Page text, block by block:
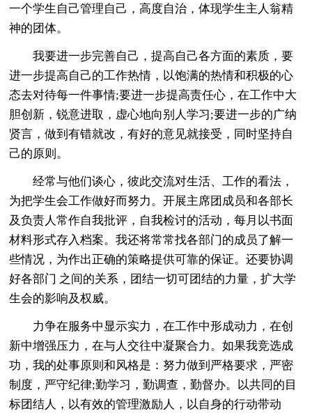
一个学生自己管理自己，高度自治，体现学生主人翁精
神的团体。
我要进一步完善自己，提高自己各方面的素质，要
进一步提高自己的工作热情，以饱满的热情和积极的心
态去对待每一件事情;要进一步提高责任心，在工作中大
胆创新，锐意进取，虚心地向别人学习;要进一步的广纳
贤言，做到有错就改，有好的意见就接受，同时坚持自
己的原则。
经常与他们谈心，彼此交流对生活、工作的看法，
为把学生会工作做好而努力。开展主席团成员和各部长
及负责人常作自我批评，自我检讨的活动，每月以书面
材料形式存入档案。我还将常常找各部门的成员了解一
些情况，为作出正确的策略提供可靠的保证。还要协调
好各部门 之间的关系，团结一切可团结的力量，扩大学
生会的影响及权威。
力争在服务中显示实力，在工作中形成动力，在创
新中增强压力，在与人交往中凝聚合力。如果我竞选成
功，我的处事原则和风格是：努力做到严格要求，严密
制度，严守纪律;勤学习，勤调查，勤督办。以共同的目
标团结人，以有效的管理激励人，以自身的行动带动